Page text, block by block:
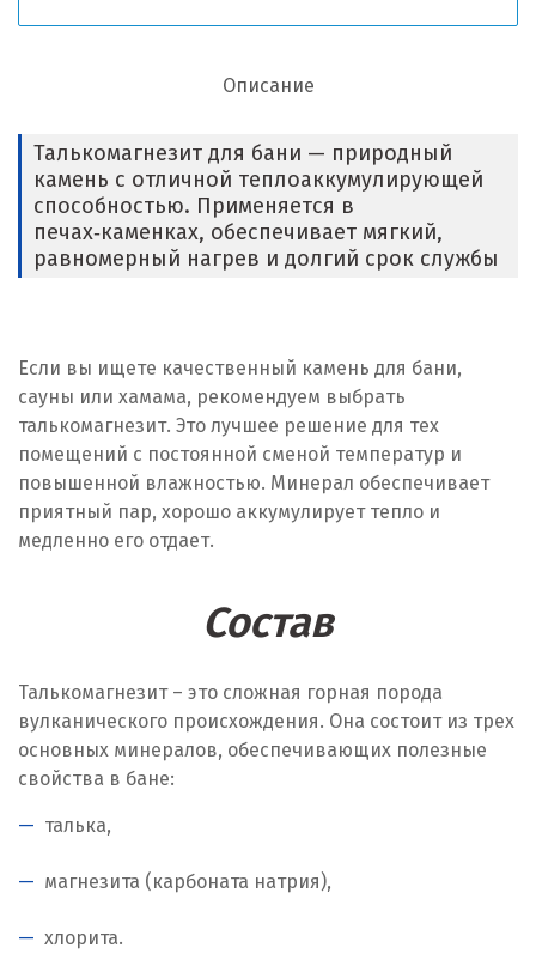
Описание
Талькомагнезит для бани — природный
камень с отличной теплоаккумулирующей
способностью. Применяется в
печах‑каменках, обеспечивает мягкий,
равномерный нагрев и долгий срок службы
Если вы ищете качественный камень для бани,
сауны или хамама, рекомендуем выбрать
талькомагнезит. Это лучшее решение для тех
помещений с постоянной сменой температур и
повышенной влажностью. Минерал обеспечивает
приятный пар, хорошо аккумулирует тепло и
медленно его отдает.
Состав
Талькомагнезит – это сложная горная порода
вулканического происхождения. Она состоит из трех
основных минералов, обеспечивающих полезные
свойства в бане:
талька,
магнезита (карбоната натрия),
хлорита.